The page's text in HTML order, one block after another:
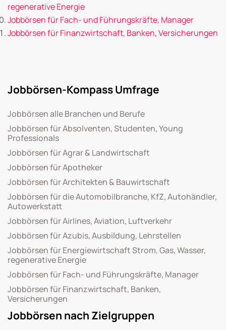
regenerative Energie
Jobbörsen für Fach- und Führungskräfte, Manager
Jobbörsen für Finanzwirtschaft, Banken, Versicherungen
Jobbörsen-Kompass Umfrage
Jobbörsen alle Branchen und Berufe
Jobbörsen für Absolventen, Studenten, Young
Professionals
Jobbörsen für Agrar & Landwirtschaft
Jobbörsen für Apotheker
Jobbörsen für Architekten & Bauwirtschaft
Jobbörsen für die Automobilbranche, KfZ, Autohändler,
Autowerkstatt
Jobbörsen für Airlines, Aviation, Luftverkehr
Jobbörsen für Azubis, Ausbildung, Lehrstellen
Jobbörsen für Energiewirtschaft Strom, Gas, Wasser,
regenerative Energie
Jobbörsen für Fach- und Führungskräfte, Manager
Jobbörsen für Finanzwirtschaft, Banken,
Versicherungen
Jobbörsen nach Zielgruppen